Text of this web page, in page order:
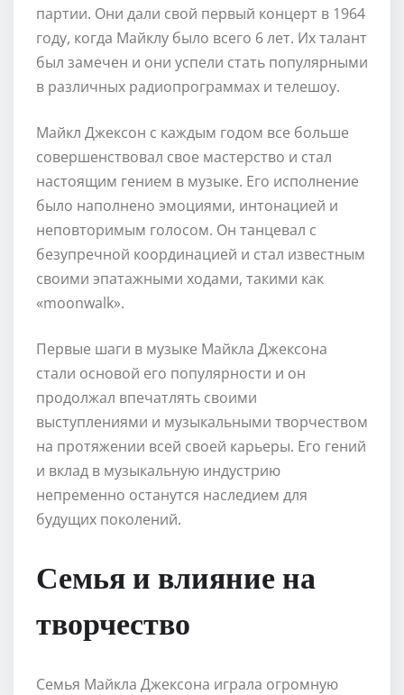
партии. Они дали свой первый концерт в 1964
году, когда Майклу было всего 6 лет. Их талант
был замечен и они успели стать популярными
в различных радиопрограммах и телешоу.
Майкл Джексон с каждым годом все больше
совершенствовал свое мастерство и стал
настоящим гением в музыке. Его исполнение
было наполнено эмоциями, интонацией и
неповторимым голосом. Он танцевал с
безупречной координацией и стал известным
своими эпатажными ходами, такими как
«moonwalk».
Первые шаги в музыке Майкла Джексона
стали основой его популярности и он
продолжал впечатлять своими
выступлениями и музыкальными творчеством
на протяжении всей своей карьеры. Его гений
и вклад в музыкальную индустрию
непременно останутся наследием для
будущих поколений.
Семья и влияние на
творчество
Семья Майкла Джексона играла огромную